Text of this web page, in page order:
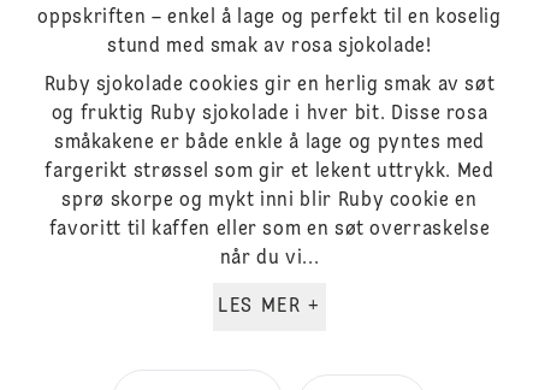
oppskriften – enkel å lage og perfekt til en koselig
stund med smak av rosa sjokolade!
Ruby sjokolade cookies gir en herlig smak av søt
og fruktig Ruby sjokolade i hver bit. Disse rosa
småkakene er både enkle å lage og pyntes med
fargerikt strøssel som gir et lekent uttrykk. Med
sprø skorpe og mykt inni blir Ruby cookie en
favoritt til kaffen eller som en søt overraskelse
når du vi...
LES MER +